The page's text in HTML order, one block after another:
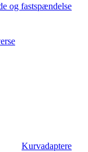
og fastspændelse
Kurvadaptere